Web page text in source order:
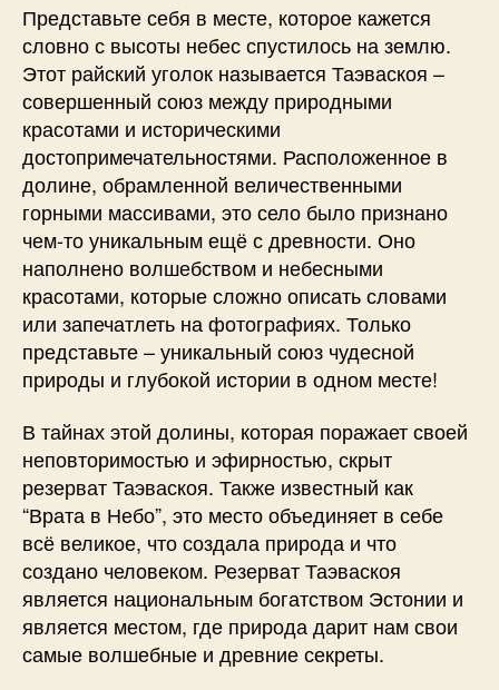
Представьте себя в месте, которое кажется
словно с высоты небес спустилось на землю.
Этот райский уголок называется Таэваскоя –
совершенный союз между природными
красотами и историческими
достопримечательностями. Расположенное в
долине, обрамленной величественными
горными массивами, это село было признано
чем-то уникальным ещё с древности. Оно
наполнено волшебством и небесными
красотами, которые сложно описать словами
или запечатлеть на фотографиях. Только
представьте – уникальный союз чудесной
природы и глубокой истории в одном месте!
В тайнах этой долины, которая поражает своей
неповторимостью и эфирностью, скрыт
резерват Таэваскоя. Также известный как
“Врата в Небо”, это место объединяет в себе
всё великое, что создала природа и что
создано человеком. Резерват Таэваскоя
является национальным богатством Эстонии и
является местом, где природа дарит нам свои
самые волшебные и древние секреты.